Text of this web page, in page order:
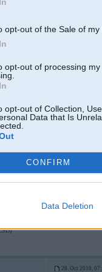
opt-out of the Sale of my
opt-out of processing
opt-out of Collection,
Data that Is
CONFIRM
Data Deletion
senu limuzīnu
28. Oct 2010,
-----------------
28. Oct 2010,